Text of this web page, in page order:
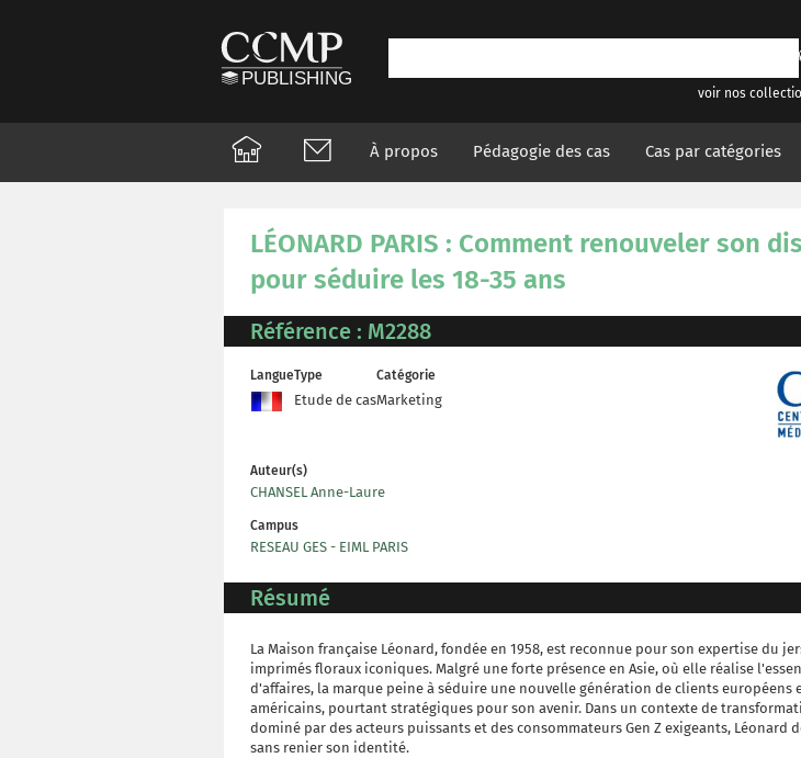
voir nos
À propos Pédagogie des cas Cas par catégories
LÉONARD PARIS : Comment renouveler son
pour séduire les 18-35 ans
Référence : M2288
LangueType
Etude de cas
Catégorie
Marketing
Auteur(s)
CHANSEL Anne-Laure
Campus
RESEAU GES - EIML PARIS
Résumé
La Maison française Léonard, fondée en 1958, est reconnue pour son expertise du
imprimés floraux iconiques. Malgré une forte présence en Asie, où elle réalise
d'affaires, la marque peine à séduire une nouvelle génération de clients européens
américains, pourtant stratégiques pour son avenir. Dans un contexte de
dominé par des acteurs puissants et des consommateurs Gen Z exigeants, Léonard
sans renier son identité.